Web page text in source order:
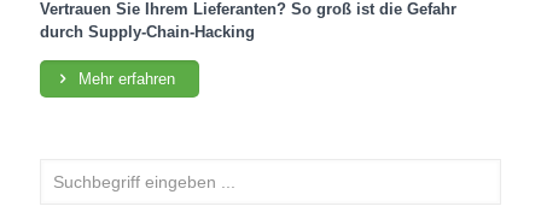
Vertrauen Sie Ihrem Lieferanten? So groß ist die Gefahr
durch Supply-Chain-Hacking
Mehr erfahren